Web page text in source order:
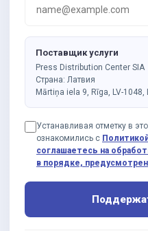
Поставщик услуги
Press Distribution Center SIA
Страна: Латвия
Mārtiņa iela 9, Rīga, LV-1048,
Устанавливая отметку в
ознакомились с
соглашаетесь на
в порядке,